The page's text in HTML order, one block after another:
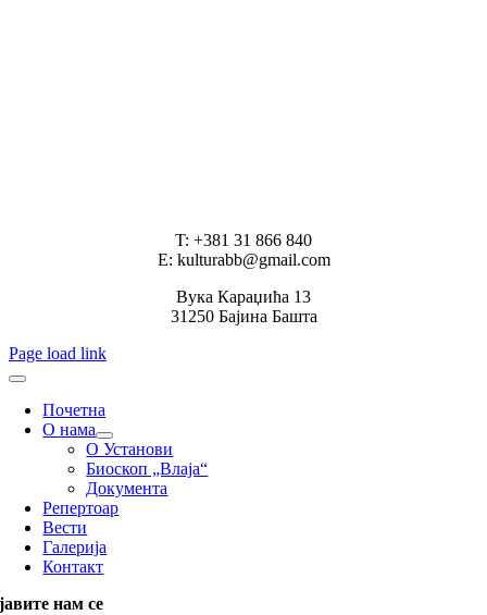
T: +381 31 866 840
E: kulturabb@gmail.com
Вука Караџића 13
31250 Бајина Башта
Page load link
Почетна
О нама
О Установи
Биоскоп „Влаја“
Документа
Репертоар
Вести
Галерија
Контакт
јавите нам се